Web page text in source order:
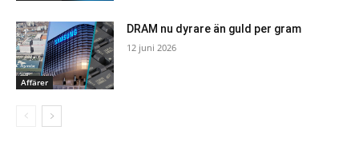
Affärer
DRAM nu dyrare än guld per gram
12 juni 2026